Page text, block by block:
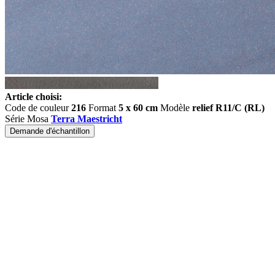
Article choisi:
Code de couleur216 Format 5 x 60 cm Modèle relief R11/C (RL)
Série Mosa Terra Maestricht
Demande d'échantillon